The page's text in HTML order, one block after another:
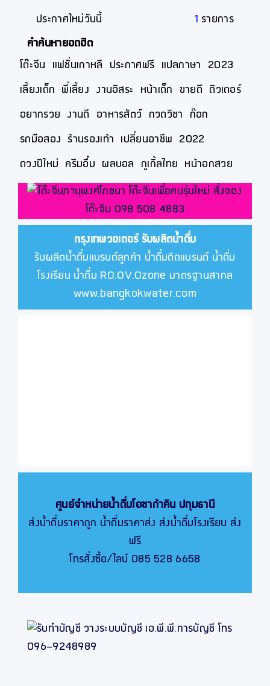
ประกาศใหม่วันนี้ 1 รายการ
คำค้นหายอดฮิต
โต๊ะจีน
แฟชั่นเกาหลี ประกาศฟรี แปลภาษา 2023
เลี้ยงเด็ก พี่เลี้ยง งานอิสระ หน้าเด็ก ขายดี ติวเตอร์
อยากรวย งานดี อาหารสัตว์ กวดวิชา ก๊อก
รถมือสอง ร้านรองเท้า เปลี่ยนอาชีพ 2022
ดวงปีใหม่ ครีมอึ๋ม ผลบอล กูเกิ้ลไทย หน้าอกสวย
กรุงเทพวอเตอร์ รับผลิตน้ำดื่ม
รับผลิตน้ำดื่มแบรนด์ลูกค้า น้ำดื่มติดแบรนด์ น้ำดื่ม
โรงเรียน น้ำดื่ม RO.OV.Ozone มาตรฐานสากล
www.bangkokwater.com
ศูนย์จำหน่ายน้ำดื่มโอซาก้าคิน ปทุมธานี
ส่งน้ำดื่มราคาถูก น้ำดื่มราคาส่ง ส่งน้ำดื่มโรงเรียน ส่ง
ฟรี
โทรสั่งซื้อ/ไลน์ 085 528 6658